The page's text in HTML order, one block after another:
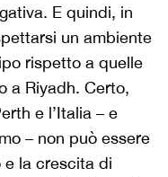
E quindi, in
un ambiente
rispetto a quelle
a Riyadh. Certo,
e l’Italia – e
– non può essere
e la crescita di